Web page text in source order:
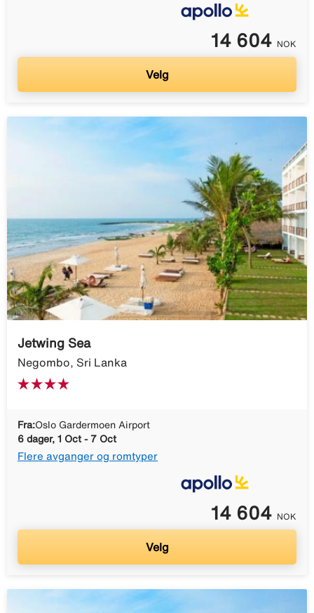
14 604 NOK
Velg
Jetwing Sea
Negombo, Sri Lanka
Fra:Oslo Gardermoen Airport
6 dager, 1 Oct - 7 Oct
Flere avganger og romtyper
14 604 NOK
Velg